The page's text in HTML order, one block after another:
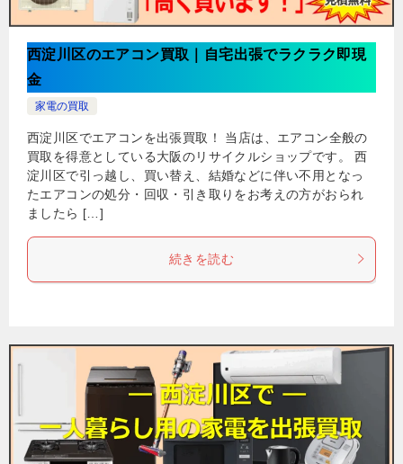
西淀川区のエアコン買取｜自宅出張でラクラク即現
金
家電の買取
西淀川区でエアコンを出張買取！ 当店は、エアコン全般の
買取を得意としている大阪のリサイクルショップです。 西
淀川区で引っ越し、買い替え、結婚などに伴い不用となっ
たエアコンの処分・回収・引き取りをお考えの方がおられ
ましたら […]
続きを読む